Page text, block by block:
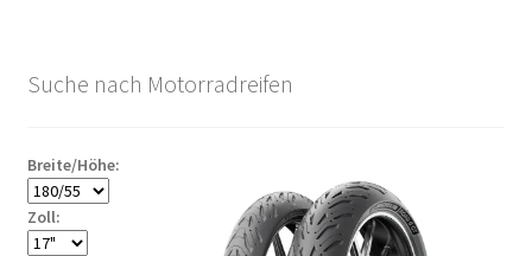
Suche nach Motorradreifen
Breite/Höhe:
Zoll: